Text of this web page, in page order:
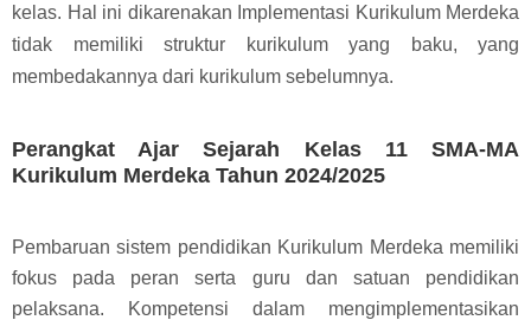
kelas. Hal ini dikarenakan Implementasi Kurikulum Merdeka
tidak memiliki struktur kurikulum yang baku, yang
membedakannya dari kurikulum sebelumnya.
Perangkat Ajar Sejarah Kelas 11 SMA-MA
Kurikulum Merdeka Tahun 2024/2025
Pembaruan sistem pendidikan Kurikulum Merdeka memiliki
fokus pada peran serta guru dan satuan pendidikan
pelaksana. Kompetensi dalam mengimplementasikan